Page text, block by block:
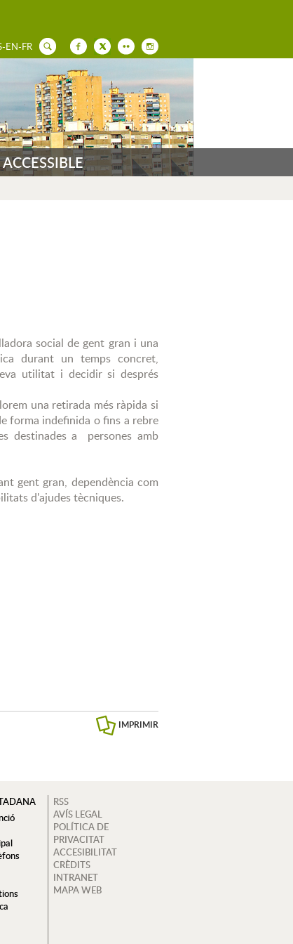
-EN-FR
social de gent gran i una
durant un temps concret,
utilitat i decidir si després
una retirada més ràpida si
forma indefinida o fins a rebre
destinades a persones amb
gent gran, dependència com
d'ajudes tècniques.
IMPRIMIR
RSS
AVÍS LEGAL
POLÍTICA DE
PRIVACITAT
ACCESIBILITAT
CRÈDITS
INTRANET
MAPA WEB